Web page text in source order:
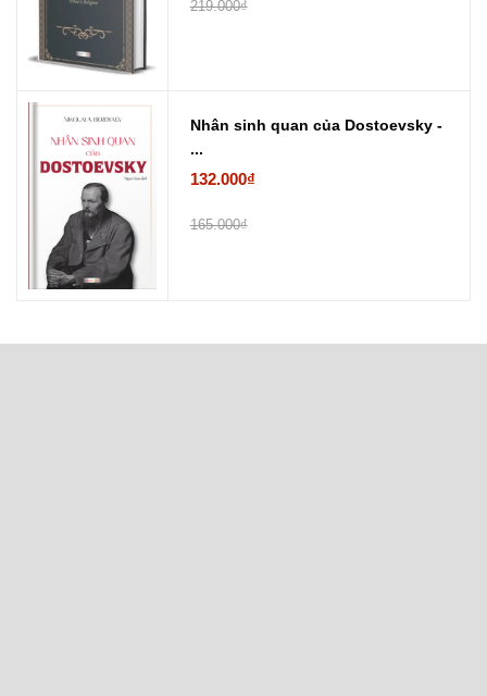
219.000₫
Nhân sinh quan của Dostoevsky -
...
132.000₫
165.000₫